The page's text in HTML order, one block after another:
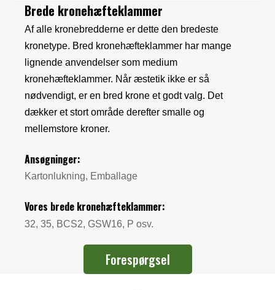
Brede kronehæfteklammer
Af alle kronebredderne er dette den bredeste
kronetype. Bred kronehæfteklammer har mange
lignende anvendelser som medium
kronehæfteklammer. Når æstetik ikke er så
nødvendigt, er en bred krone et godt valg. Det
dækker et stort område derefter smalle og
mellemstore kroner.
Ansøgninger:
Kartonlukning, Emballage
Vores brede kronehæfteklammer:
32, 35, BCS2, GSW16, P osv.
Forespørgsel